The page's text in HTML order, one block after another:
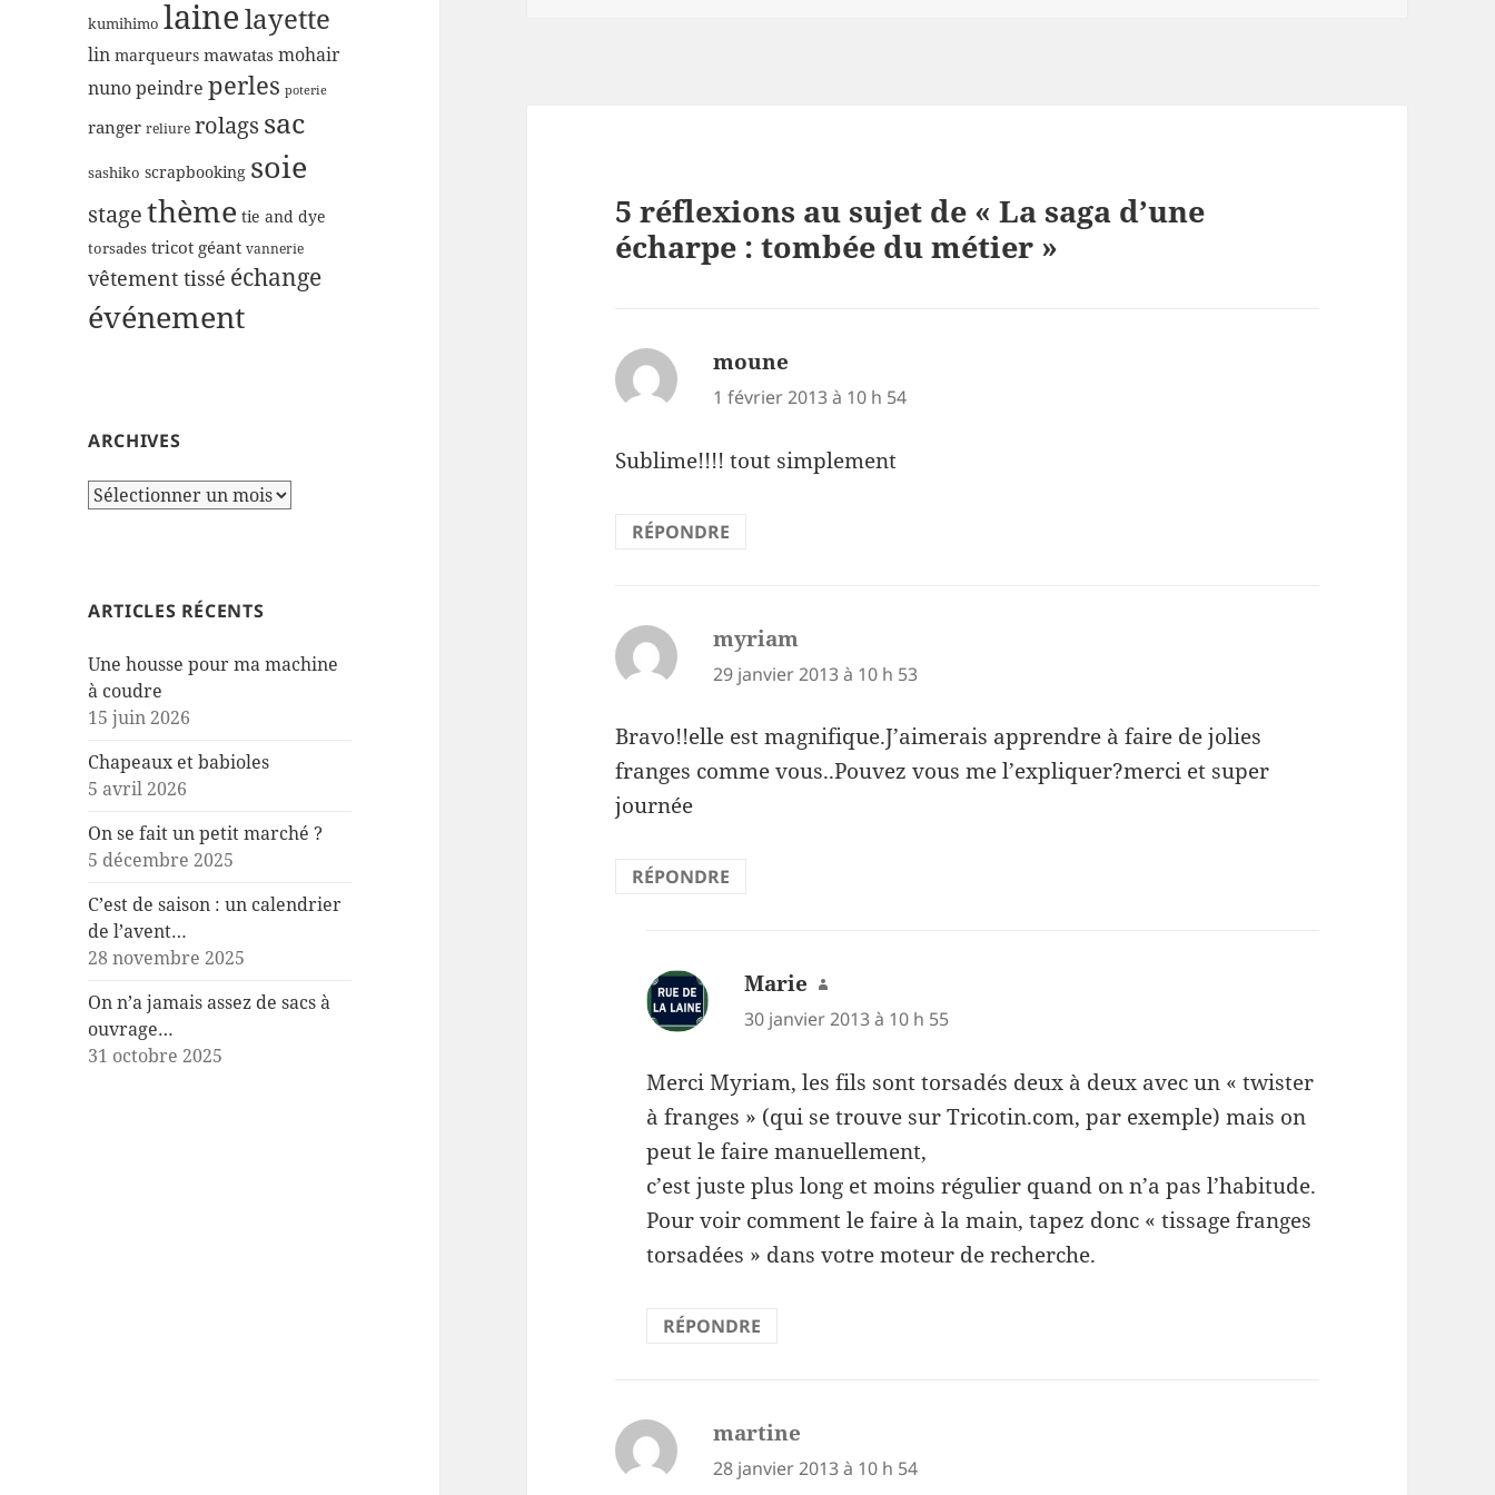
kumihimo lainelayette
lin marqueurs mawatas mohair
nunopeindre perles poterie
ranger reliure rolags sac
sashiko scrapbooking soie
stagethème tie and dye
torsades tricot géant vannerie
vêtement tissé échange
événement
ARCHIVES
Archives
ARTICLES RÉCENTS
Une housse pour ma machine
à coudre
15 juin 2026
Chapeaux et babioles
5 avril 2026
On se fait un petit marché ?
5 décembre 2025
C’est de saison : un calendrier
de l’avent…
28 novembre 2025
On n’a jamais assez de sacs à
ouvrage…
31 octobre 2025
5 réflexions au sujet de « La saga d’une
écharpe : tombée du métier »
moune
1 février 2013 à 10 h 54
Sublime!!!! tout simplement
RÉPONDRE
myriam
29 janvier 2013 à 10 h 53
Bravo!!elle est magnifique.J’aimerais apprendre à faire de jolies
franges comme vous..Pouvez vous me l’expliquer?merci et super
journée
RÉPONDRE
Marie dit :
30 janvier 2013 à 10 h 55
Merci Myriam, les fils sont torsadés deux à deux avec un « twister
à franges » (qui se trouve sur Tricotin.com, par exemple) mais on
peut le faire manuellement,
c’est juste plus long et moins régulier quand on n’a pas l’habitude.
Pour voir comment le faire à la main, tapez donc « tissage franges
torsadées » dans votre moteur de recherche.
RÉPONDRE
martine
28 janvier 2013 à 10 h 54